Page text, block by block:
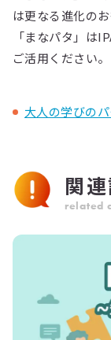
は更なる進化の
「まなパタ」は
ご活用ください。
大人の学びの
関
related